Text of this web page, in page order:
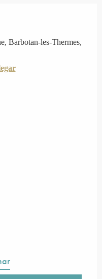
Barbotan-les-Thermes,